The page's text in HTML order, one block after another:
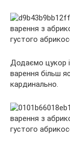
Додаємо цукор
варення більш
кардинально.